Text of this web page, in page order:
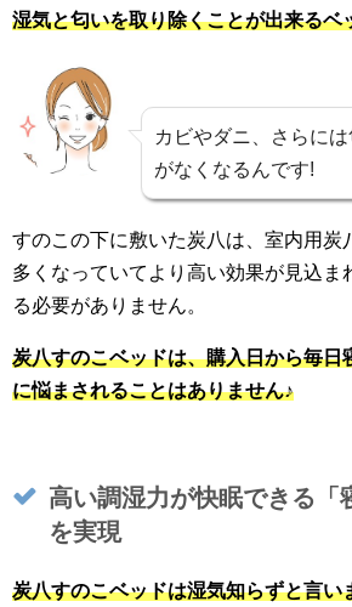
湿気と匂いを取り除くことが出来るベ
カビやダニ、さらに
がなくなるんです!
すのこの下に敷いた炭八は、室内用炭
多くなっていてより高い効果が見込ま
る必要がありません。
炭八すのこベッドは、購入日から毎日
に悩まされることはありません♪
高い調湿力が快眠できる「
を実現
炭八すのこベッドは湿気知らずと言い